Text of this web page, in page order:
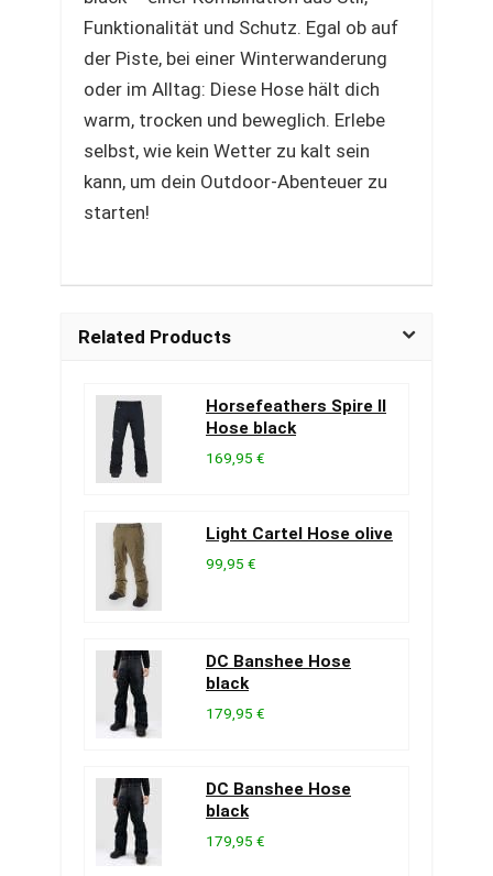
Funktionalität und Schutz. Egal ob auf
der Piste, bei einer Winterwanderung
oder im Alltag: Diese Hose hält dich
warm, trocken und beweglich. Erlebe
selbst, wie kein Wetter zu kalt sein
kann, um dein Outdoor-Abenteuer zu
starten!
Related Products
Horsefeathers Spire II
Hose black
169,95 €
Light Cartel Hose olive
99,95 €
DC Banshee Hose
black
179,95 €
DC Banshee Hose
black
179,95 €